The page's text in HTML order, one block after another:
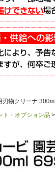
刃物クリーナ
ト・オプション品